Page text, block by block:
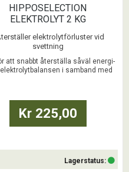
HIPPOSELECTION
ELEKTROLYT 2 KG
elektrolytförluster vid
svettning
• Underlättar återhämtningen
• Rekommenderas vid diarré
i torr form eller blandas i vatten
...
att snabbt återställa såväl energi-
i samband med
Kr 225,00
Lagerstatus: